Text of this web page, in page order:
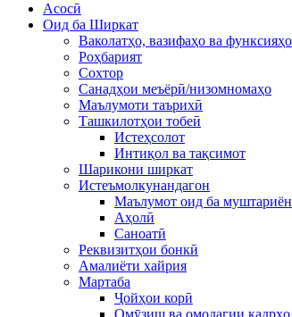
Асосӣ
Оид ба Ширкат
Ваколатҳо, вазифаҳо ва функсияҳо
Роҳбарият
Сохтор
Санадҳои меъёрӣ/низомномаҳо
Маълумоти таърихӣ
Ташкилотҳои тобеӣ
Истеҳсолот
Интиқол ва тақсимот
Шарикони ширкат
Истеъмолкунандагон
Маълумот оид ба
Аҳолӣ
Саноатӣ
Реквизитҳои бонкӣ
Амалиёти хайрия
Мартаба
Ҷойҳои корӣ